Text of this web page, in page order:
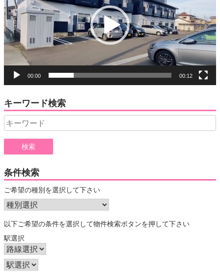
レ
ー
ヤ
ー
00:00 00:12
キーワード検索
Search
for:
条件検索
ご希望の種別を選択して下さい
以下ご希望の条件を選択して物件検索ボタンを押して下さい
駅選択